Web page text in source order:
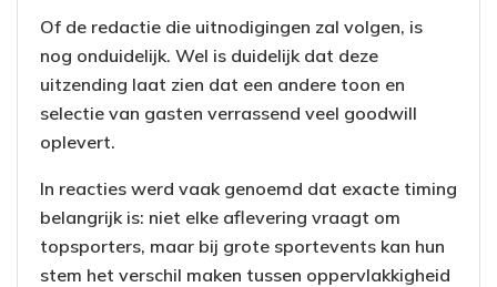
Of de redactie die uitnodigingen zal volgen, is
nog onduidelijk. Wel is duidelijk dat deze
uitzending laat zien dat een andere toon en
selectie van gasten verrassend veel goodwill
oplevert.
In reacties werd vaak genoemd dat exacte timing
belangrijk is: niet elke aflevering vraagt om
topsporters, maar bij grote sportevents kan hun
stem het verschil maken tussen oppervlakkigheid